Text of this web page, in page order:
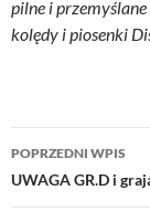
pilne i
kolędy i piosenki
Nawigacja
wpisu
POPRZEDNI WPIS
UWAGA GR.D i